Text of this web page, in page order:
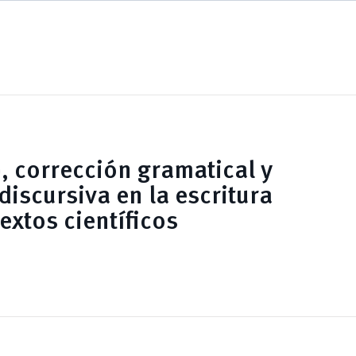
corrección gramatical y
en la escritura
científicos